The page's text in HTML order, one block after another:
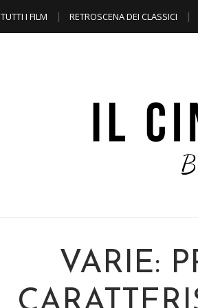
TUTTI I FILM RETROSCENA DEI CLASSICI
VARIE: